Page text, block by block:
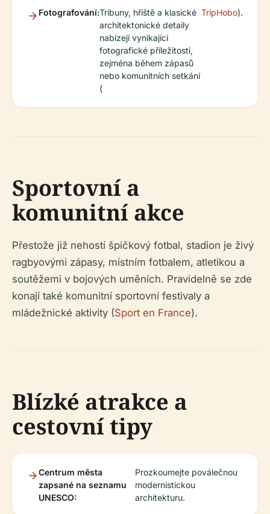
Fotografování:Tribuny, hřiště a klasické
architektonické detaily
nabízejí vynikající
fotografické příležitosti,
zejména během zápasů
nebo komunitních setkání
(
TripHobo).
Sportovní a
komunitní akce
Přestože již nehostí špičkový fotbal, stadion je živý
ragbyovými zápasy, místním fotbalem, atletikou a
soutěžemi v bojových uměních. Pravidelně se zde
konají také komunitní sportovní festivaly a
mládežnické aktivity (Sport en France).
Blízké atrakce a
cestovní tipy
Centrum města
zapsané na seznamu
UNESCO:
Prozkoumejte poválečnou
modernistickou
architekturu.